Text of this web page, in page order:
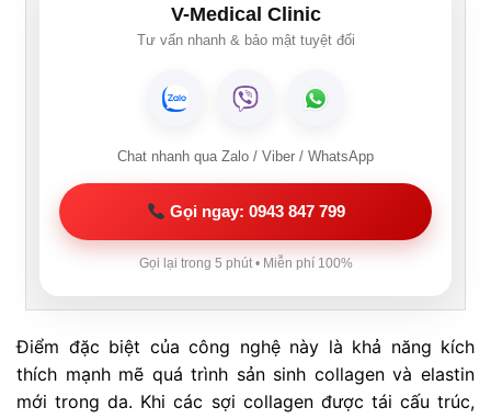
V-Medical Clinic
Tư vấn nhanh & bảo mật tuyệt đối
Chat nhanh qua Zalo / Viber / WhatsApp
Gọi ngay: 0943 847 799
Gọi lại trong 5 phút • Miễn phí 100%
Điểm đặc biệt của công nghệ này là khả năng kích
thích mạnh mẽ quá trình sản sinh collagen và elastin
mới trong da. Khi các sợi collagen được tái cấu trúc,